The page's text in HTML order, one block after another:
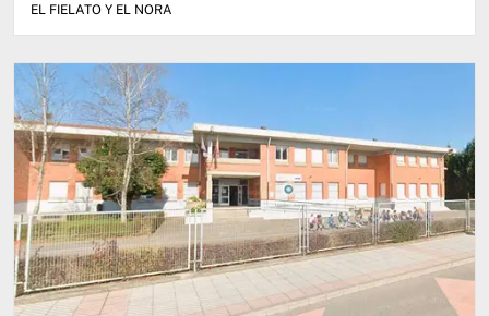
EL FIELATO Y EL NORA